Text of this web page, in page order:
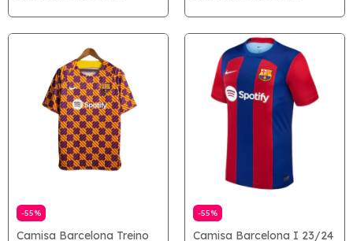
-55%
Camisa Barcelona Treino
-55%
Camisa Barcelona I 23/24